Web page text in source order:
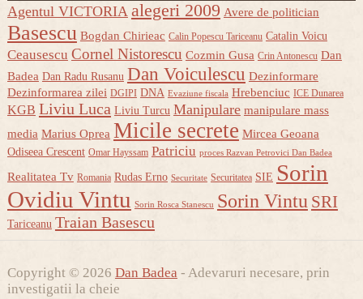
Agentul VICTORIA alegeri 2009 Avere de politician
Basescu Bogdan Chirieac Calin Popescu Tariceanu Catalin Voicu
Ceausescu Cornel Nistorescu Cozmin Gusa Crin Antonescu Dan
Badea Dan Radu Rusanu Dan Voiculescu Dezinformare
Dezinformarea zilei DGIPI DNA Evaziune fiscala Hrebenciuc ICE Dunarea
KGB Liviu Luca Liviu Turcu Manipulare manipulare mass
media Marius Oprea Micile secrete Mircea Geoana
Odiseea Crescent Omar Hayssam Patriciu proces Razvan Petrovici Dan Badea
Realitatea Tv Romania Rudas Erno Securitate Securitatea SIE Sorin
Ovidiu Vintu Sorin Rosca Stanescu Sorin Vintu SRI
Tariceanu Traian Basescu
Copyright © 2026 Dan Badea - Adevaruri necesare, prin
investigatii la cheie